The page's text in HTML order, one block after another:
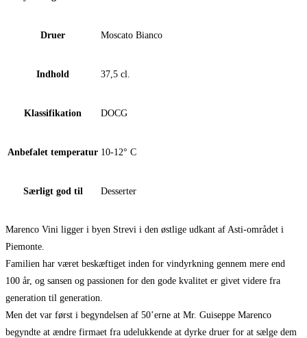
Druer Moscato Bianco
Indhold 37,5 cl.
Klassifikation DOCG
Anbefalet temperatur 10-12° C
Særligt god til Desserter
Marenco Vini ligger i byen Strevi i den østlige udkant af Asti-området i
Piemonte.
Familien har været beskæftiget inden for vindyrkning gennem mere end
100 år, og sansen og passionen for den gode kvalitet er givet videre fra
generation til generation.
Men det var først i begyndelsen af 50’erne at Mr. Guiseppe Marenco
begyndte at ændre firmaet fra udelukkende at dyrke druer for at sælge dem